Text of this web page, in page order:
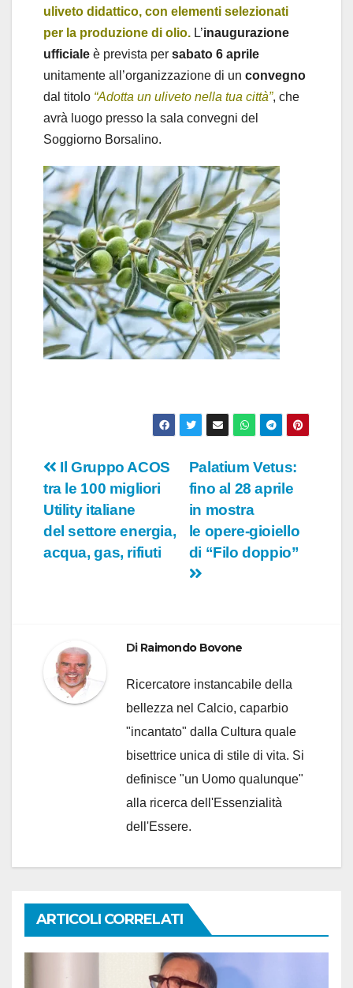
uliveto didattico, con elementi selezionati
per la produzione di olio. L’inaugurazione
ufficiale è prevista per sabato 6 aprile
unitamente all’organizzazione di un convegno
dal titolo “Adotta un uliveto nella tua città”, che
avrà luogo presso la sala convegni del
Soggiorno Borsalino.
Navigazione
articoli
Palatium Vetus:
fino al 28 aprile
in mostra
le opere-gioiello
di “Filo doppio”
Il Gruppo ACOS
tra le 100 migliori
Utility italiane
del settore energia,
acqua, gas, rifiuti
Di Raimondo Bovone
Ricercatore instancabile della
bellezza nel Calcio, caparbio
"incantato" dalla Cultura quale
bisettrice unica di stile di vita. Si
definisce "un Uomo qualunque"
alla ricerca dell'Essenzialità
dell'Essere.
ARTICOLI CORRELATI